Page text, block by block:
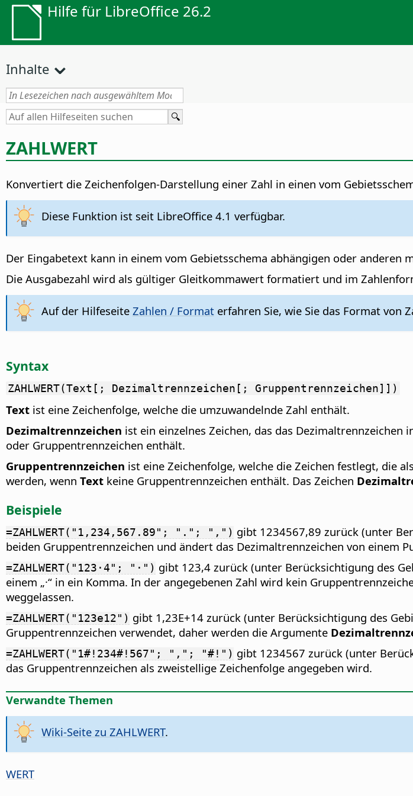
Hilfe für LibreOffice 26.2
Inhalte
ZAHLWERT
Konvertiert die Zeichenfolgen-Darstellung einer Zahl in einen vom
Diese Funktion ist seit LibreOffice 4.1 verfügbar.
Der Eingabetext kann in einem vom Gebietsschema abhängigen oder anderen
Die Ausgabezahl wird als gültiger Gleitkommawert formatiert und im
Auf der Hilfeseite Zahlen / Formaterfahren Sie, wie Sie das Format von
Syntax
ZAHLWERT(Text[; Dezimaltrennzeichen[; Gruppentrennzeichen]])
Text ist eine Zeichenfolge, welche die umzuwandelnde Zahl enthält.
Dezimaltrennzeichen ist ein einzelnes Zeichen, das das Dezimaltrennzeichen
oder Gruppentrennzeichen enthält.
Gruppentrennzeichen ist eine Zeichenfolge, welche die Zeichen festlegt, die
werden, wenn Text keine Gruppentrennzeichen enthält. Das Zeichen
Beispiele
=ZAHLWERT("1,234,567.89"; "."; ",") gibt 1234567,89 zurück (unter
beiden Gruppentrennzeichen und ändert das Dezimaltrennzeichen von einem
=ZAHLWERT("123·4"; "·") gibt 123,4 zurück (unter Berücksichtigung des
einem „·“ in ein Komma. In der angegebenen Zahl wird kein
weggelassen.
=ZAHLWERT("123e12") gibt 1,23E+14 zurück (unter Berücksichtigung des
Gruppentrennzeichen verwendet, daher werden die Argumente
=ZAHLWERT("1#!234#!567"; ","; "#!") gibt 1234567 zurück (unter
das Gruppentrennzeichen als zweistellige Zeichenfolge angegeben wird.
Verwandte Themen
Wiki-Seite zu ZAHLWERT.
WERT